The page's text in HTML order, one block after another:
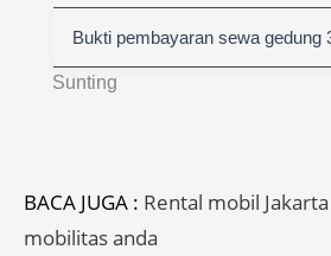
Sunting
Bukti pembayaran sewa gedung
BACA JUGA : Rental mobil
mobilitas anda